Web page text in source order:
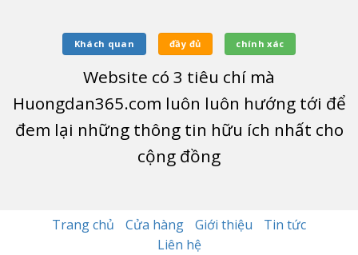
Khách quan đầy đủ chính xác
Website có 3 tiêu chí mà
Huongdan365.com luôn luôn hướng tới để
đem lại những thông tin hữu ích nhất cho
cộng đồng
Trang chủ Cửa hàng Giới thiệu
Tin tức
Liên hệ